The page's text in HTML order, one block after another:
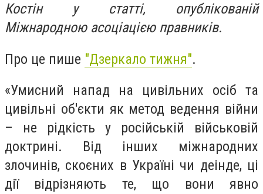
Костін у статті, опублікованій
Міжнародною асоціацією правників.
Про це пише "Дзеркало тижня".
«Умисний напад на цивільних осіб та
цивільні об'єкти як метод ведення війни
– не рідкість у російській військовій
доктрині. Від інших міжнародних
злочинів, скоєних в Україні чи деінде, ці
дії відрізняють те, що вони явно